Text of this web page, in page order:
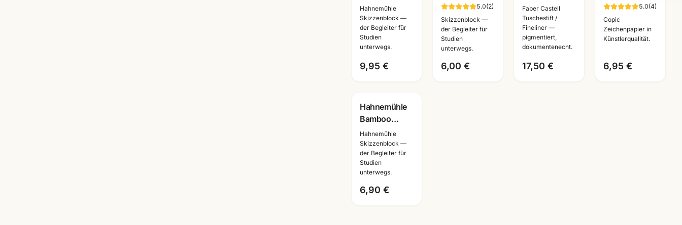
Block A4 ·
Manga Layout
Papier ·
10628580 ·
Hahnemühle
Skizzenblock —
der Begleiter für
Studien
unterwegs.
9,95 €
reinweiss ·
A6/A5/A4 ·
Zeichenpapier
für Studien
unterwegs
5.0(2)
Skizzenblock —
der Begleiter für
Studien
unterwegs.
6,00 €
Mangaka Set
6-tlg ·
Tuschestifte
dokumentenecht
Faber Castell
Tuschestift /
Fineliner —
pigmentiert,
dokumentenecht.
17,50 €
Block ·
Marker-Papier
aus Steinmehl
·
· Mannheim
5.0(4)
Copic
Zeichenpapier in
Künstlerqualität.
6,95 €
Hahnemühle
Bamboo
Skizzenblock ·
A3/A4/A5 ·
Künstlerbedarf
Mannheim
Hahnemühle
Skizzenblock —
der Begleiter für
Studien
unterwegs.
6,90 €